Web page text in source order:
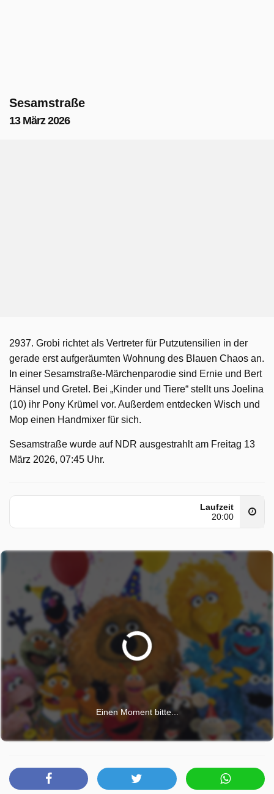
Sesamstraße
13 März 2026
2937. Grobi richtet als Vertreter für Putzutensilien in der
gerade erst aufgeräumten Wohnung des Blauen Chaos an.
In einer Sesamstraße-Märchenparodie sind Ernie und Bert
Hänsel und Gretel. Bei „Kinder und Tiere“ stellt uns Joelina
(10) ihr Pony Krümel vor. Außerdem entdecken Wisch und
Mop einen Handmixer für sich.
Sesamstraße wurde auf NDR ausgestrahlt am Freitag 13
März 2026, 07:45 Uhr.
Laufzeit
20:00
Einen Moment bitte...